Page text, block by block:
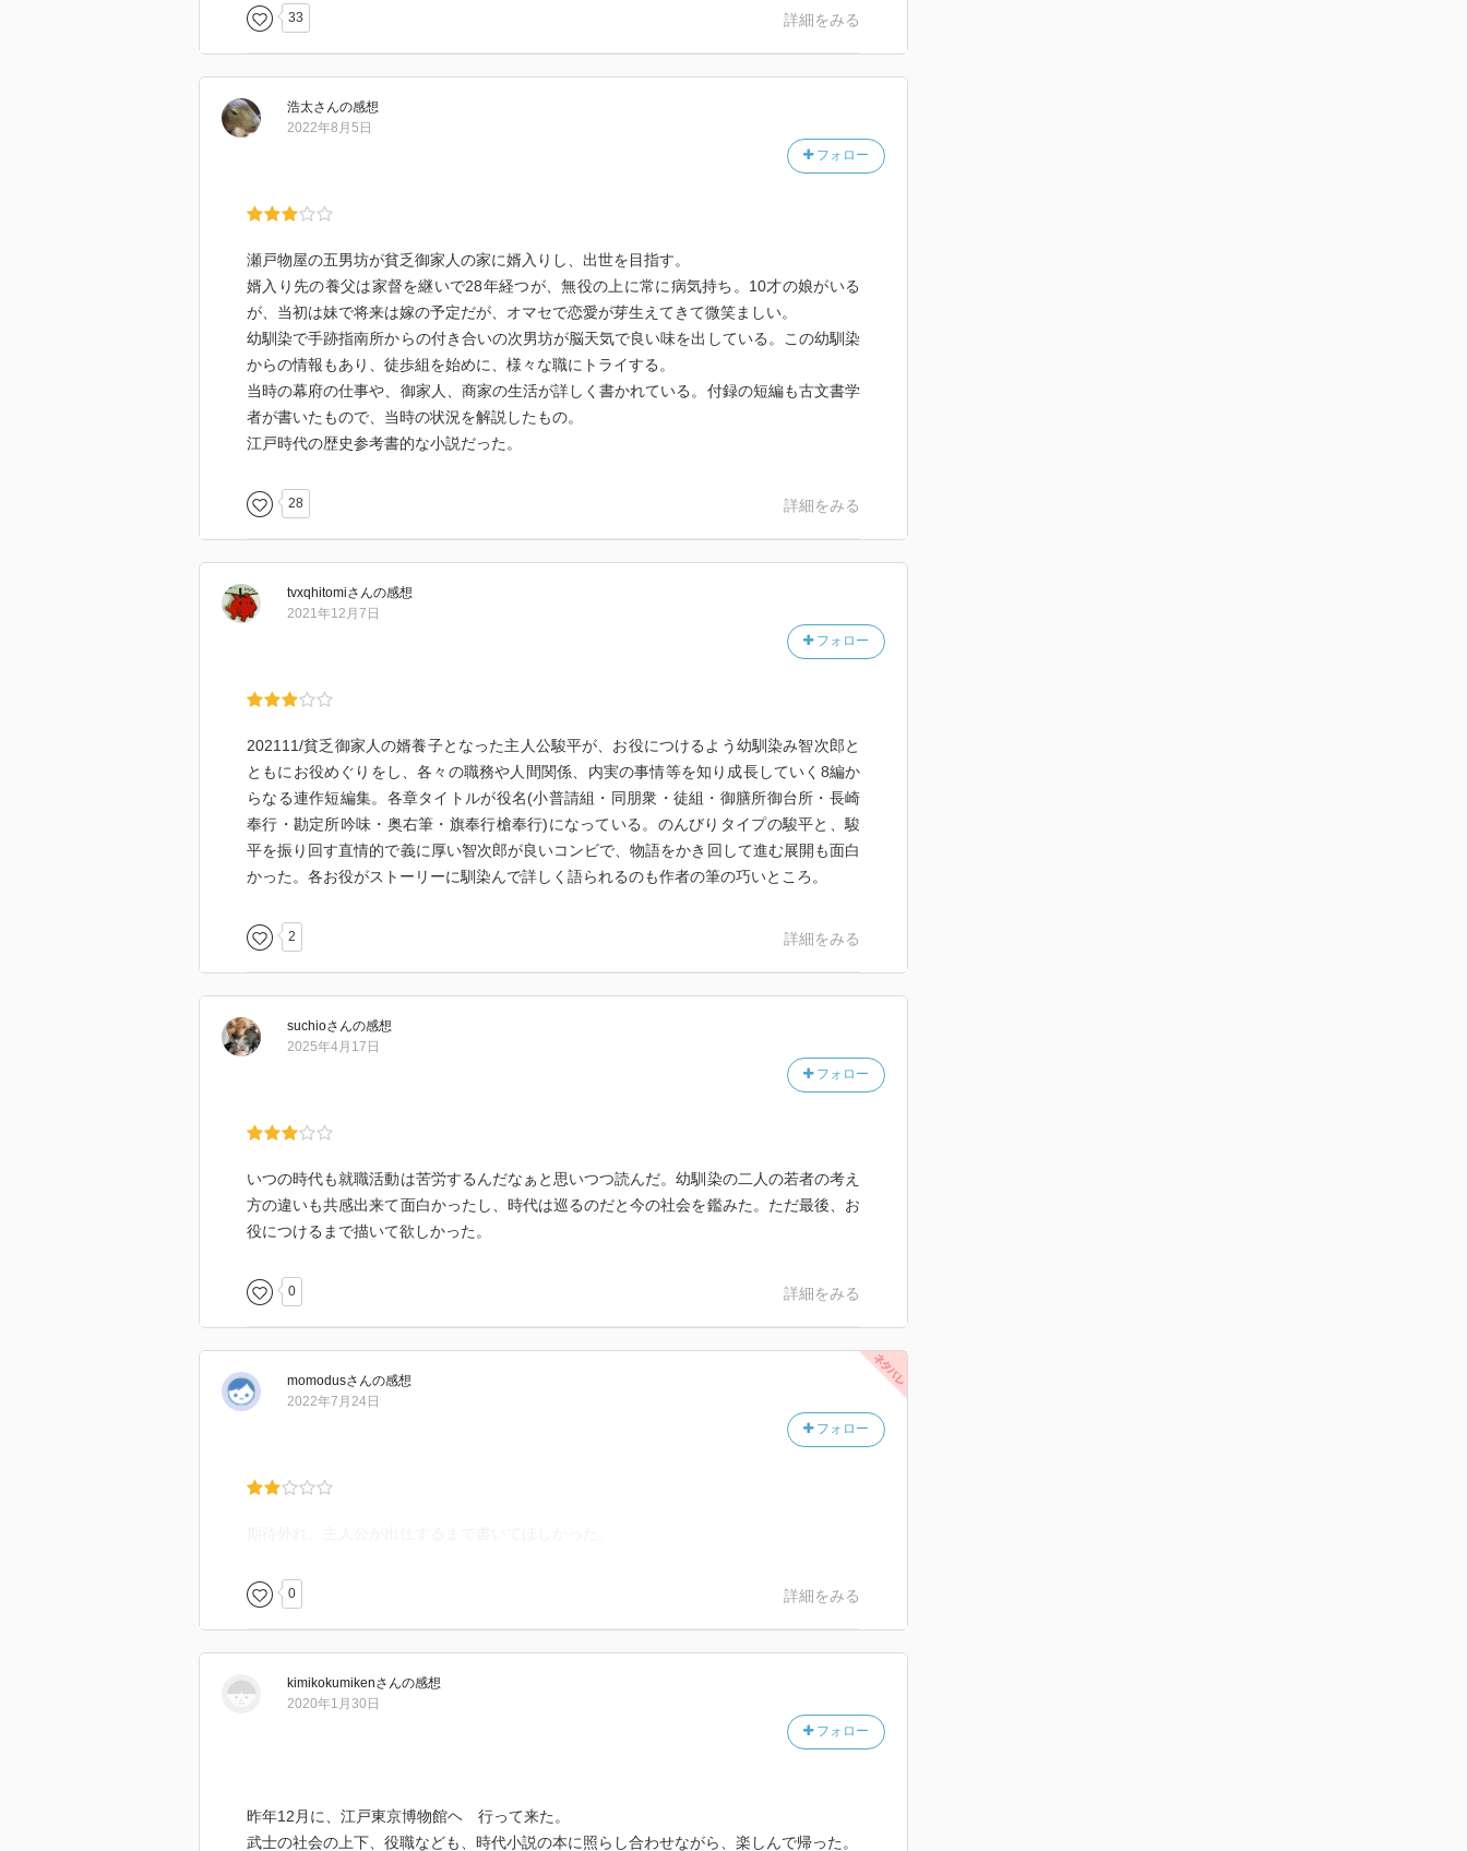
1.江戸城中の雑務をこなす坊主の同朋衆。
2.水連の達人の徒組。
5.商家の出の駿平は、算盤と帳面つけが得意です、勘定所吟味を受ける。
6.余禄の多い奥右筆。
のを探していくお仕事物語です。
【読後】
テンポがよく、展開が早く、次々に江戸城の新しい役職が出て来ます。楽しい読み物にな
っていますが。御役(仕事)に就くには大変な事です。旗本、御家人の数より御役の数がは
るかに少ないです。一生努力しても御役に就けずに死んでいく人の方が多いのです。御役
に就けないと、収入も増えませんし、余禄もないです。
～～～～～～～～～～～～～～～～～～～～～～～～～～
【音読】
2022年10月29日から11月8日まで、音読で梶よう子さんの「立身いたしたく候」を大活
身いたしたく候」です。本の登録は、講談社文庫で行います。埼玉福祉会発行の大活字本
～～～～～～～～～～～～～～～～～～～～～～～～～～
立身いたしたく候
2022.05埼玉福祉会発行。字の大きさは…大活字。
33 詳細をみる
浩太さんの感想
フォロー
2022年8月5日
瀬戸物屋の五男坊が貧乏御家人の家に婿入りし、出世を目指す。
婿入り先の養父は家督を継いで28年経つが、無役の上に常に病気持ち。10才の娘がいる
が、当初は妹で将来は嫁の予定だが、オマセで恋愛が芽生えてきて微笑ましい。
幼馴染で手跡指南所からの付き合いの次男坊が脳天気で良い味を出している。この幼馴染
からの情報もあり、徒歩組を始めに、様々な職にトライする。
当時の幕府の仕事や、御家人、商家の生活が詳しく書かれている。付録の短編も古文書学
者が書いたもので、当時の状況を解説したもの。
江戸時代の歴史参考書的な小説だった。
28 詳細をみる
tvxqhitomiさんの感想
フォロー
2021年12月7日
202111/貧乏御家人の婿養子となった主人公駿平が、お役につけるよう幼馴染み智次郎と
ともにお役めぐりをし、各々の職務や人間関係、内実の事情等を知り成長していく8編か
らなる連作短編集。各章タイトルが役名(小普請組・同朋衆・徒組・御膳所御台所・長崎
奉行・勘定所吟味・奥右筆・旗奉行槍奉行)になっている。のんびりタイプの駿平と、駿
平を振り回す直情的で義に厚い智次郎が良いコンビで、物語をかき回して進む展開も面白
かった。各お役がストーリーに馴染んで詳しく語られるのも作者の筆の巧いところ。
2 詳細をみる
suchioさんの感想
フォロー
2025年4月17日
いつの時代も就職活動は苦労するんだなぁと思いつつ読んだ。幼馴染の二人の若者の考え
方の違いも共感出来て面白かったし、時代は巡るのだと今の社会を鑑みた。ただ最後、お
役につけるまで描いて欲しかった。
0 詳細をみる
momodusさんの感想
フォロー
2022年7月24日
0 詳細をみる
kimikokumikenさんの感想
フォロー
2020年1月30日
昨年12月に、江戸東京博物館ヘ 行って来た。
武士の社会の上下、役職なども、時代小説の本に照らし合わせながら、楽しんで帰った。